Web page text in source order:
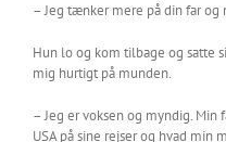
– Jeg tænker mere på din far og
Hun lo og kom tilbage og satte
mig hurtigt på munden.
– Jeg er voksen og myndig.
USA på sine rejser og hvad